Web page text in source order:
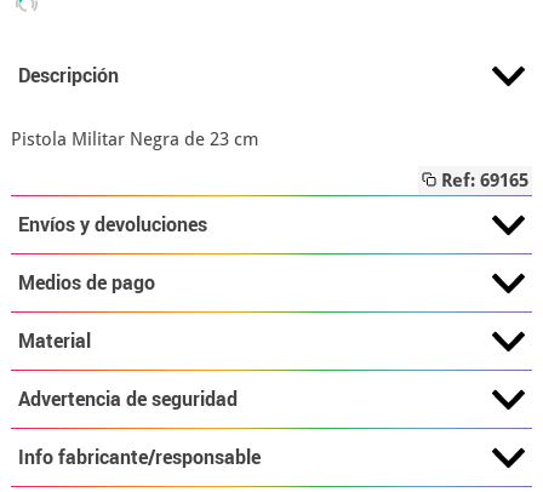
Descripción
Pistola Militar Negra de 23 cm
Ref: 69165
Envíos y devoluciones
Medios de pago
Material
Advertencia de seguridad
Info fabricante/responsable